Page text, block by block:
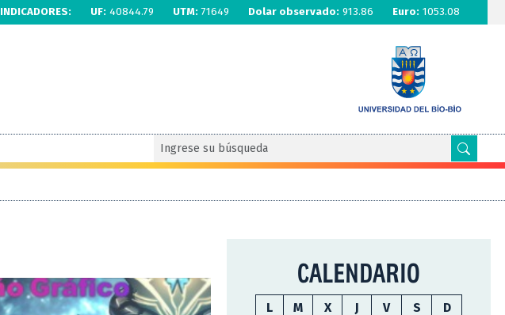
INDICADORES: UF: 40844.79 UTM: 71649 Dolar observado: 913.86 Euro: 1053.08
CALENDARIO
L M X J V S
D